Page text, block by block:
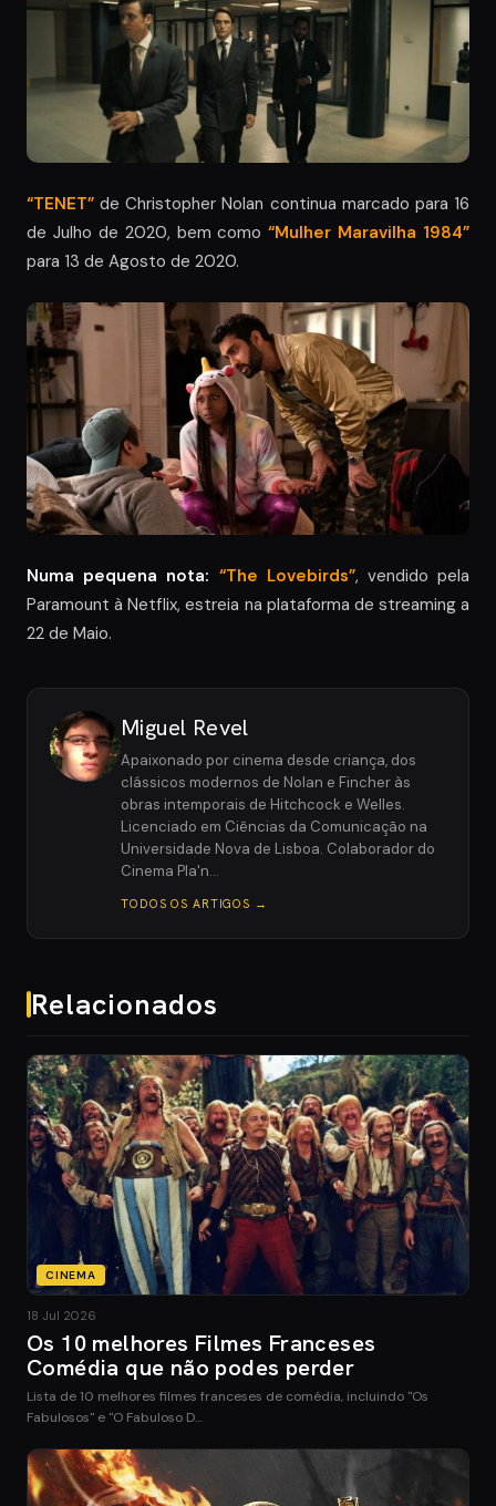
“TENET” de Christopher Nolan continua marcado para 16
de Julho de 2020, bem como“Mulher Maravilha 1984”
para 13 de Agosto de 2020.
Numa pequena nota: “The Lovebirds”, vendido pela
Paramount à Netflix, estreia na plataforma de streaming a
22 de Maio.
Miguel Revel
Apaixonado por cinema desde criança, dos
clássicos modernos de Nolan e Fincher às
obras intemporais de Hitchcock e Welles.
Licenciado em Ciências da Comunicação na
Universidade Nova de Lisboa. Colaborador do
Cinema Pla'n…
TODOS OS ARTIGOS →
Relacionados
CINEMA
18 Jul 2026
Os 10 melhores Filmes Franceses
Comédia que não podes perder
Lista de 10 melhores filmes franceses de comédia, incluindo "Os
Fabulosos" e "O Fabuloso D…